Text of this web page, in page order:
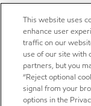
This website uses
enhance user
traffic on our
use of our site with
partners, but you
“Reject optional
signal from your
options in the